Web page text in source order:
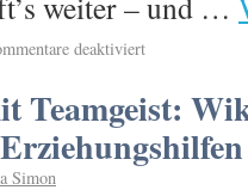
deaktiviert
Teamgeist:
Simon